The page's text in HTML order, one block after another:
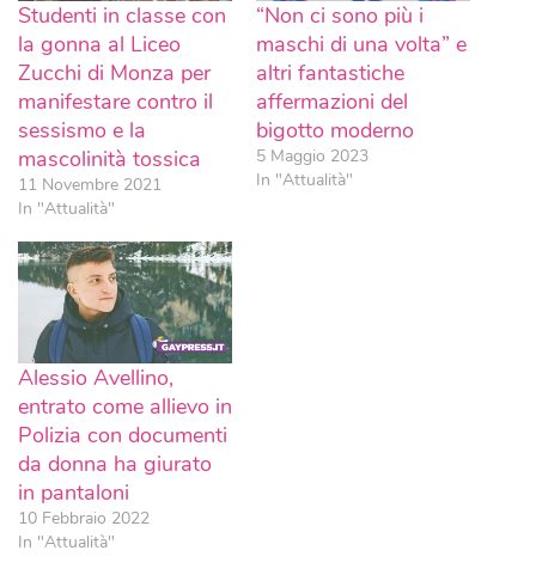
Studenti in classe con
la gonna al Liceo
Zucchi di Monza per
manifestare contro il
sessismo e la
mascolinità tossica
11 Novembre 2021
In "Attualità"
“Non ci sono più i
maschi di una volta” e
altri fantastiche
affermazioni del
bigotto moderno
5 Maggio 2023
In "Attualità"
Alessio Avellino,
entrato come allievo in
Polizia con documenti
da donna ha giurato
in pantaloni
10 Febbraio 2022
In "Attualità"